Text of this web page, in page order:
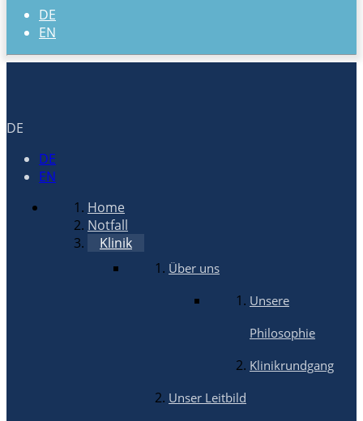
DE
EN
DE
DE
EN
Home
Notfall
Klinik
Über uns
Unsere
Philosophie
Klinikrundgang
Unser Leitbild